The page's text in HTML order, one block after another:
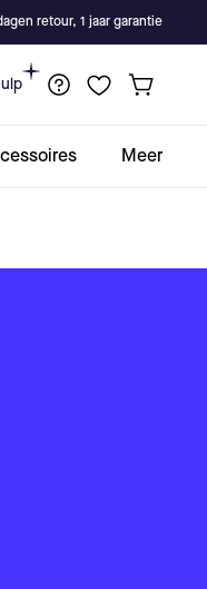
retour, 1 jaar garantie
Meer